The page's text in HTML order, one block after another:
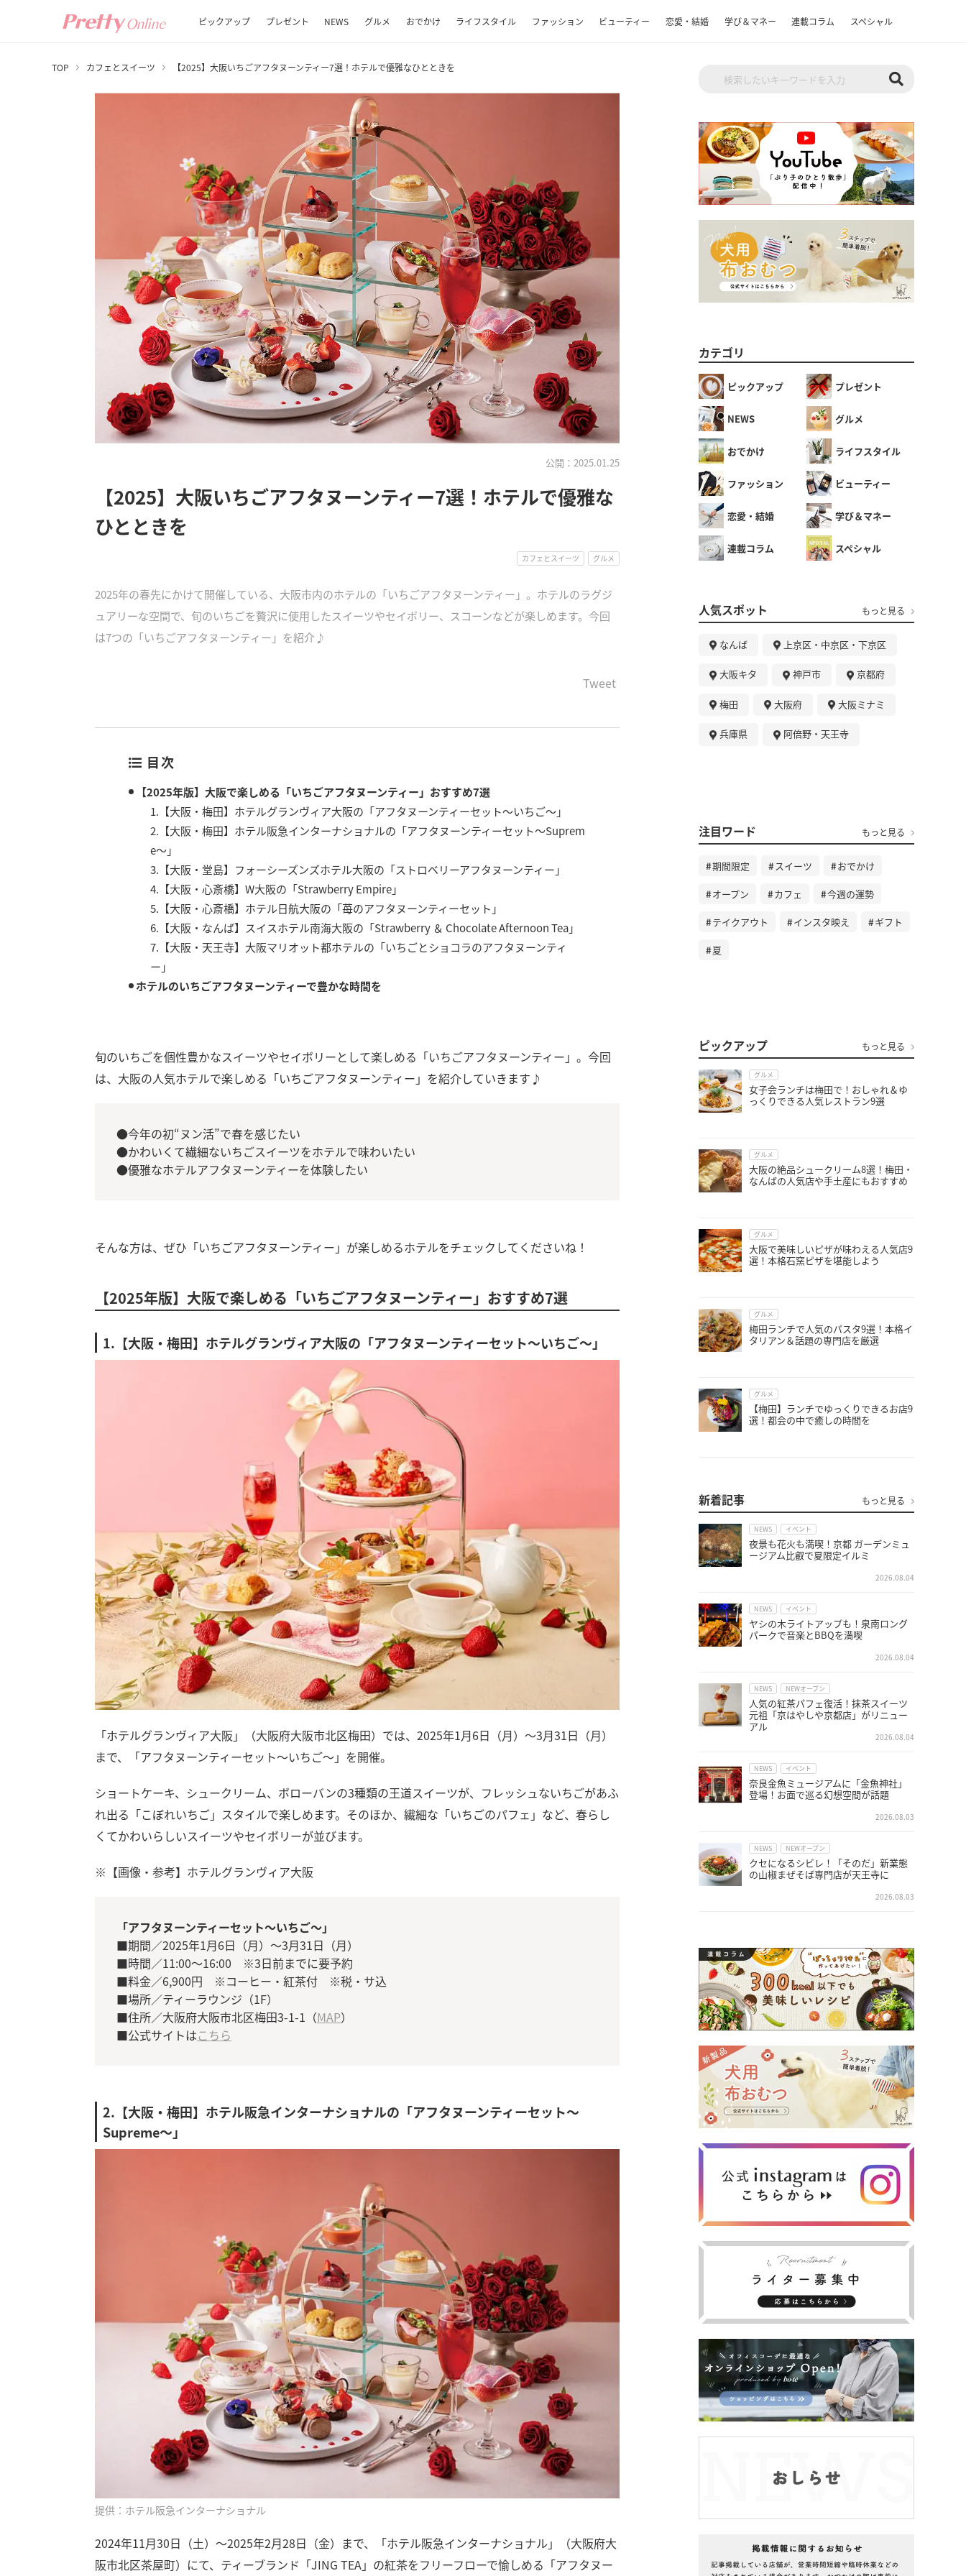
ピックアップ プレゼント NEWS グルメ おでかけ ライフスタイル ファッション ビューティー 恋愛・結婚 学び＆マネー 連載コラム スペシャル
TOP カフェとスイーツ 【2025】大阪いちごアフタヌーンティー7選！ホテルで優雅なひとときを
公開：2025.01.25
【2025】大阪いちごアフタヌーンティー7選！ホテルで優雅な
ひとときを
カフェとスイーツ グルメ
2025年の春先にかけて開催している、大阪市内のホテルの「いちごアフタヌーンティー」。ホテルのラグジ
ュアリーな空間で、旬のいちごを贅沢に使用したスイーツやセイボリー、スコーンなどが楽しめます。今回
は7つの「いちごアフタヌーンティー」を紹介♪
Tweet
目次
【2025年版】大阪で楽しめる「いちごアフタヌーンティー」おすすめ7選
1.【大阪・梅田】ホテルグランヴィア大阪の「アフタヌーンティーセット～いちご～」
2.【大阪・梅田】ホテル阪急インターナショナルの「アフタヌーンティーセット～Suprem
e～」
3.【大阪・堂島】フォーシーズンズホテル大阪の「ストロベリーアフタヌーンティー」
4.【大阪・心斎橋】W大阪の「Strawberry Empire」
5.【大阪・心斎橋】ホテル日航大阪の「苺のアフタヌーンティーセット」
6.【大阪・なんば】スイスホテル南海大阪の「Strawberry ＆ Chocolate Afternoon Tea」
7.【大阪・天王寺】大阪マリオット都ホテルの「いちごとショコラのアフタヌーンティ
ー」
ホテルのいちごアフタヌーンティーで豊かな時間を
旬のいちごを個性豊かなスイーツやセイボリーとして楽しめる「いちごアフタヌーンティー」。今回
は、大阪の人気ホテルで楽しめる「いちごアフタヌーンティー」を紹介していきます♪
●今年の初“ヌン活”で春を感じたい
●かわいくて繊細ないちごスイーツをホテルで味わいたい
●優雅なホテルアフタヌーンティーを体験したい
そんな方は、ぜひ「いちごアフタヌーンティー」が楽しめるホテルをチェックしてくださいね！
【2025年版】大阪で楽しめる「いちごアフタヌーンティー」おすすめ7選
1.【大阪・梅田】ホテルグランヴィア大阪の「アフタヌーンティーセット～いちご～」
「ホテルグランヴィア大阪」（大阪府大阪市北区梅田）では、2025年1月6日（月）～3月31日（月）
まで、「アフタヌーンティーセット～いちご～」を開催。
ショートケーキ、シュークリーム、ボローバンの3種類の王道スイーツが、フレッシュないちごがあふ
れ出る「こぼれいちご」スタイルで楽しめます。そのほか、繊細な「いちごのパフェ」など、春らし
くてかわいらしいスイーツやセイボリーが並びます。
※【画像・参考】ホテルグランヴィア大阪
「アフタヌーンティーセット～いちご～」
■期間／2025年1月6日（月）～3月31日（月）
■時間／11:00～16:00 ※3日前までに要予約
■料金／6,900円 ※コーヒー・紅茶付 ※税・サ込
■場所／ティーラウンジ（1F）
■住所／大阪府大阪市北区梅田3-1-1（MAP）
■公式サイトはこちら
2.【大阪・梅田】ホテル阪急インターナショナルの「アフタヌーンティーセット～
Supreme～」
提供：ホテル阪急インターナショナル
2024年11月30日（土）～2025年2月28日（金）まで、「ホテル阪急インターナショナル」（大阪府大
阪市北区茶屋町）にて、ティーブランド「JING TEA」の紅茶をフリーフローで愉しめる「アフタヌー
カテゴリ
ピックアップ プレゼント
NEWS グルメ
おでかけ ライフスタイル
ファッション ビューティー
恋愛・結婚 学び＆マネー
連載コラム スペシャル
人気スポット もっと見る
なんば 上京区・中京区・下京区
大阪キタ 神戸市 京都府
梅田 大阪府 大阪ミナミ
兵庫県 阿倍野・天王寺
注目ワード もっと見る
期間限定 スイーツ おでかけ
オープン カフェ 今週の運勢
テイクアウト インスタ映え ギフト
夏
ピックアップ もっと見る
グルメ
女子会ランチは梅田で！おしゃれ＆ゆ
っくりできる人気レストラン9選
グルメ
大阪の絶品シュークリーム8選！梅田・
なんばの人気店や手土産にもおすすめ
グルメ
大阪で美味しいピザが味わえる人気店9
選！本格石窯ピザを堪能しよう
グルメ
梅田ランチで人気のパスタ9選！本格イ
タリアン＆話題の専門店を厳選
グルメ
【梅田】ランチでゆっくりできるお店9
選！都会の中で癒しの時間を
新着記事 もっと見る
NEWS イベント
夜景も花火も満喫！京都 ガーデンミュ
ージアム比叡で夏限定イルミ
2026.08.04
NEWS イベント
ヤシの木ライトアップも！泉南ロング
パークで音楽とBBQを満喫
2026.08.04
NEWS NEWオープン
人気の紅茶パフェ復活！抹茶スイーツ
元祖「京はやしや京都店」がリニュー
アル
2026.08.04
NEWS イベント
奈良金魚ミュージアムに「金魚神社」
登場！お面で巡る幻想空間が話題
2026.08.03
NEWS NEWオープン
クセになるシビレ！「そのだ」新業態
の山椒まぜそば専門店が天王寺に
2026.08.03